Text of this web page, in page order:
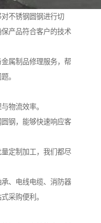
不锈钢圆钢进行切
产品符合客户的技术
属制品修理服务，帮
。
物流效率。
钢，能够快速响应客
定制加工，我们都尽
、电线电缆、消防器
采购便利。